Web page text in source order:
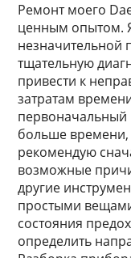
Ремонт моего
ценным опытом.
незначительной
тщательную
привести к
затратам
первоначальный
больше
рекомендую
возможные
другие
простыми
состояния
определить